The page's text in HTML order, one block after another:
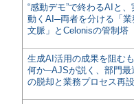
“感動デモ”で終わるAIと
動くAI─両者を分ける「業
文脈」とCelonisの管制塔
生成AI活用の成果を阻む
何か─AJSが説く、部門最
の脱却と業務プロセス再